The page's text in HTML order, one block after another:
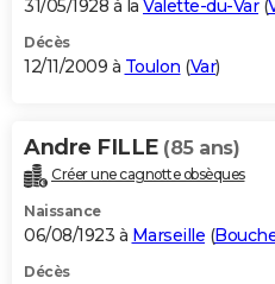
31/05/1928 à la Valette-du-Var(
Décès
12/11/2009 à Toulon (Var)
Andre FILLE (85 ans)
Créer une cagnotte obsèques
Naissance
06/08/1923 à Marseille (
Décès